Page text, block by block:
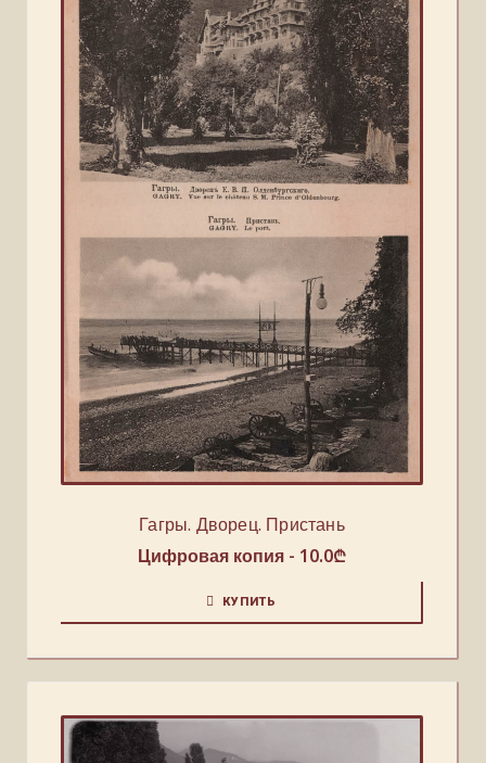
Гагры. Дворец. Пристань
Цифровая копия - 10.0₾
КУПИТЬ